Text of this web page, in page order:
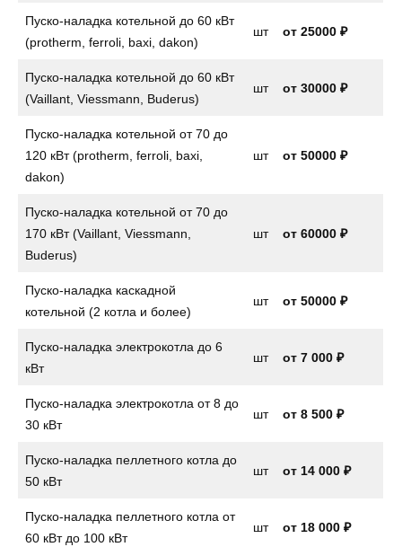
Пуско-наладка котельной до 60 кВт
(protherm, ferroli, baxi, dakon)
шт от 25000 ₽
Пуско-наладка котельной до 60 кВт
(Vaillant, Viessmann, Buderus)
шт от 30000 ₽
Пуско-наладка котельной от 70 до
120 кВт (protherm, ferroli, baxi,
dakon)
шт от 50000 ₽
Пуско-наладка котельной от 70 до
170 кВт (Vaillant, Viessmann,
Buderus)
шт от 60000 ₽
Пуско-наладка каскадной
котельной (2 котла и более)
шт от 50000 ₽
Пуско-наладка электрокотла до 6
кВт
шт от 7 000 ₽
Пуско-наладка электрокотла от 8 до
30 кВт
шт от 8 500 ₽
Пуско-наладка пеллетного котла до
50 кВт
шт от 14 000 ₽
Пуско-наладка пеллетного котла от
60 кВт до 100 кВт
шт от 18 000 ₽